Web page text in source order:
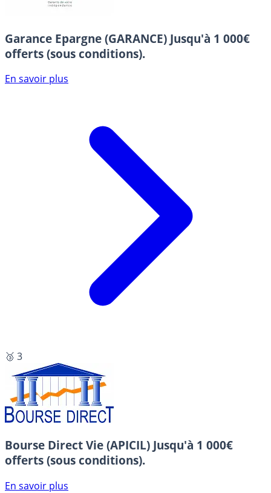
Garance Epargne (GARANCE) Jusqu'à 1 000€
offerts (sous conditions).
En savoir plus
🥉 3
Bourse Direct Vie (APICIL) Jusqu'à 1 000€
offerts (sous conditions).
En savoir plus